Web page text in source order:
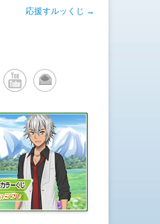
応援すルッくじ →